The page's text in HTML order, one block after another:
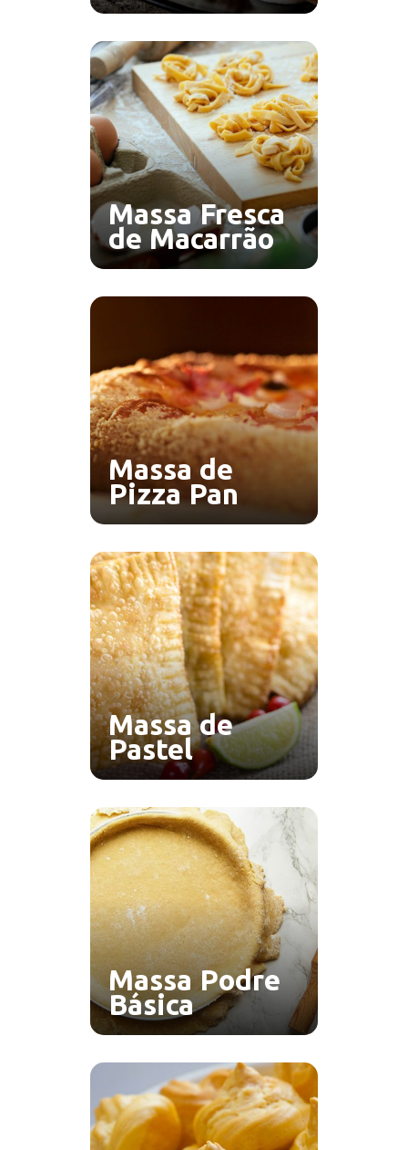
Massa Fresca
de Macarrão
Massa de
Pizza Pan
Massa de
Pastel
Massa Podre
Básica